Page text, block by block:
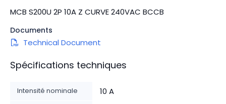
MCB S200U 2P 10A Z CURVE 240VAC BCCB
Documents
Technical Document
Spécifications techniques
Intensité nominale 10 A